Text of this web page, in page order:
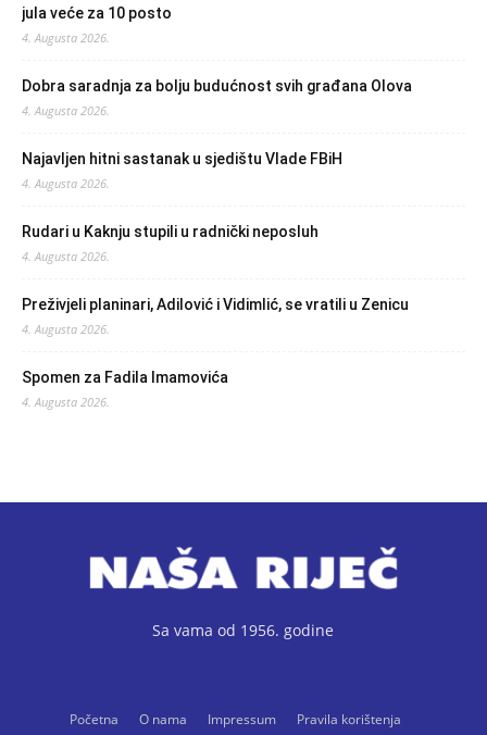
jula veće za 10 posto
4. Augusta 2026.
Dobra saradnja za bolju budućnost svih građana Olova
4. Augusta 2026.
Najavljen hitni sastanak u sjedištu Vlade FBiH
4. Augusta 2026.
Rudari u Kaknju stupili u radnički neposluh
4. Augusta 2026.
Preživjeli planinari, Adilović i Vidimlić, se vratili u Zenicu
4. Augusta 2026.
Spomen za Fadila Imamovića
4. Augusta 2026.
Sa vama od 1956. godine
Početna O nama Impressum
Pravila korištenja